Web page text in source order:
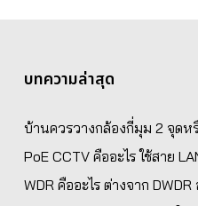
บทความล่าสุด
บ้านควรวางกล้องกี่มุม 2 จุดห
PoE CCTV คืออะไร ใช้สาย
WDR คืออะไร ต่างจาก